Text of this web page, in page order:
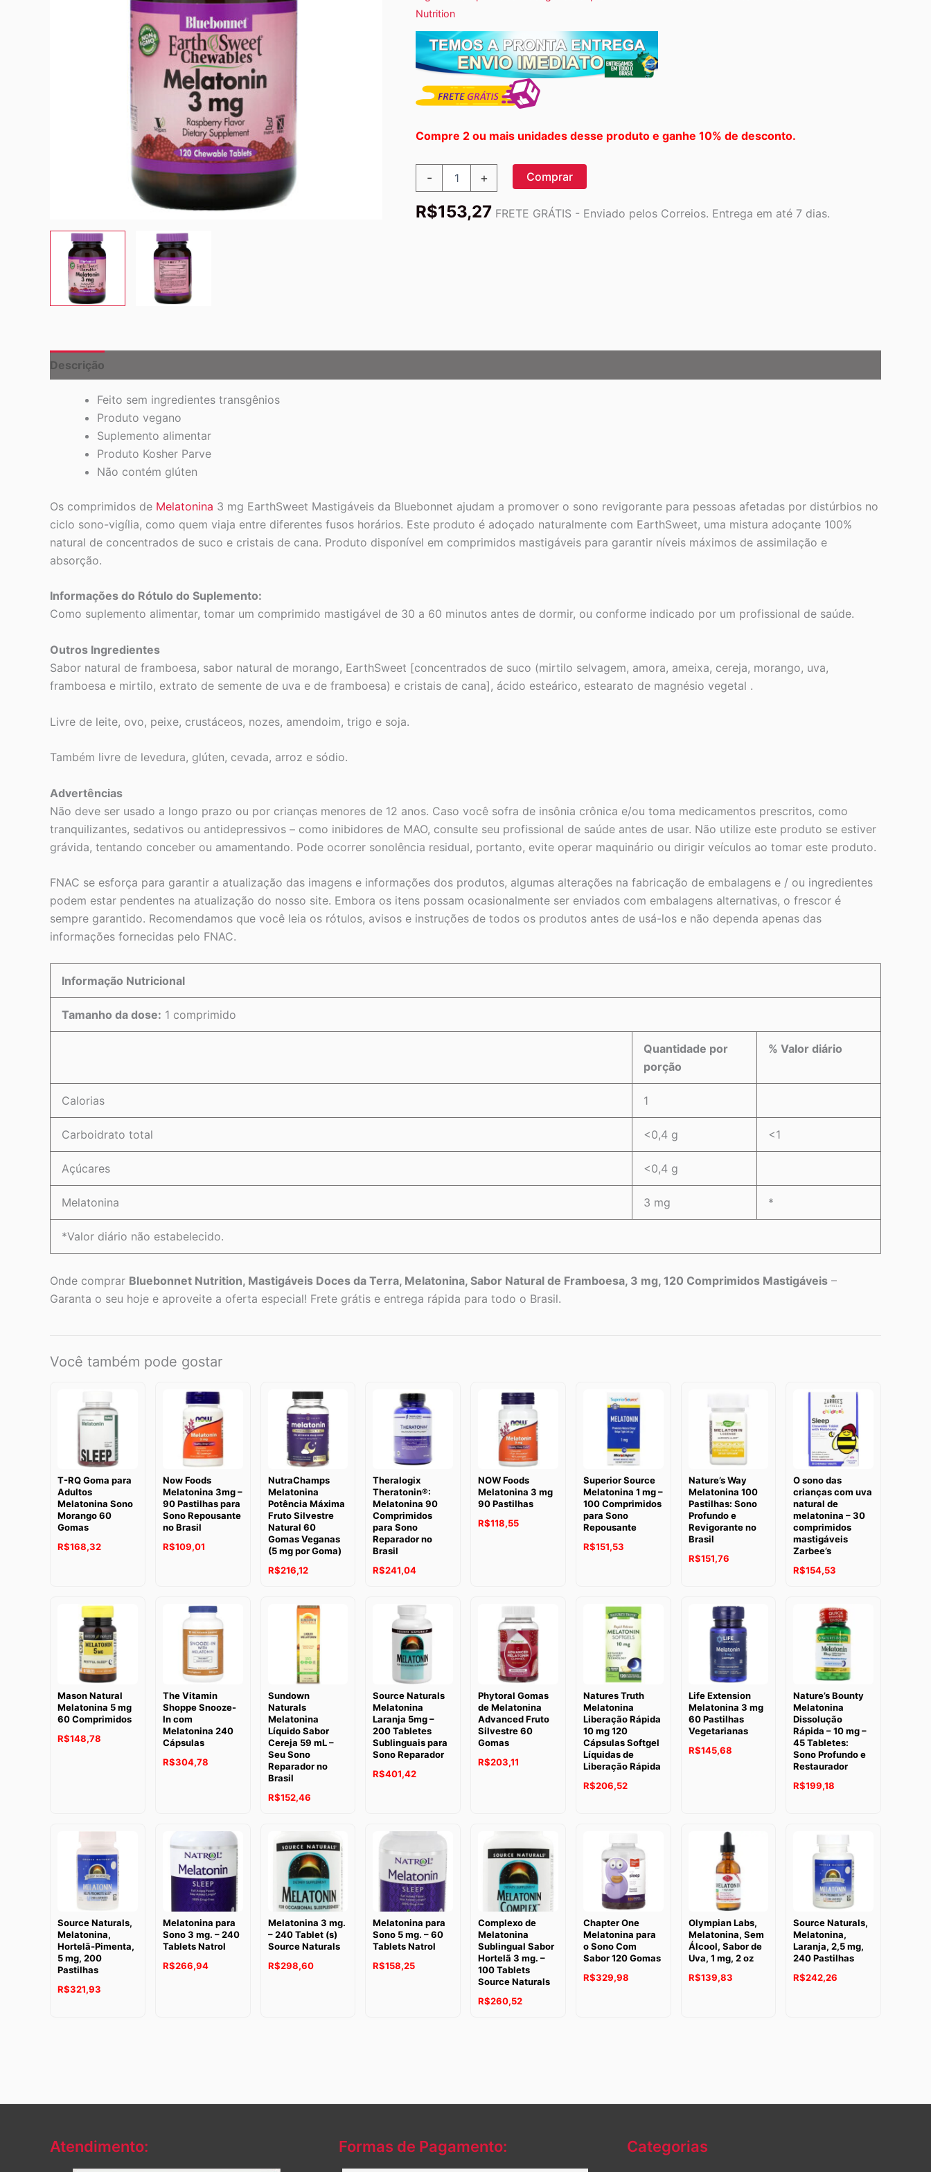
Nutrition
Compre 2 ou mais unidades desse produto e ganhe 10% de desconto.
-
Doces
120
Mastigáveis
+ Comprar
R$153,27 FRETE GRÁTIS - Enviado pelos Correios. Entrega em até 7 dias.
Descrição
Feito sem ingredientes transgênios
Produto vegano
Suplemento alimentar
Produto Kosher Parve
Não contém glúten
Os comprimidos de Melatonina 3 mg EarthSweet Mastigáveis da Bluebonnet ajudam a promover o sono revigorante para pessoas afetadas por distúrbios no
ciclo sono-vigília, como quem viaja entre diferentes fusos horários. Este produto é adoçado naturalmente com EarthSweet, uma mistura adoçante 100%
natural de concentrados de suco e cristais de cana. Produto disponível em comprimidos mastigáveis para garantir níveis máximos de assimilação e
absorção.
Informações do Rótulo do Suplemento:
Como suplemento alimentar, tomar um comprimido mastigável de 30 a 60 minutos antes de dormir, ou conforme indicado por um profissional de saúde.
Outros Ingredientes
Sabor natural de framboesa, sabor natural de morango, EarthSweet [concentrados de suco (mirtilo selvagem, amora, ameixa, cereja, morango, uva,
framboesa e mirtilo, extrato de semente de uva e de framboesa) e cristais de cana], ácido esteárico, estearato de magnésio vegetal .
Livre de leite, ovo, peixe, crustáceos, nozes, amendoim, trigo e soja.
Também livre de levedura, glúten, cevada, arroz e sódio.
Advertências
Não deve ser usado a longo prazo ou por crianças menores de 12 anos. Caso você sofra de insônia crônica e/ou toma medicamentos prescritos, como
tranquilizantes, sedativos ou antidepressivos – como inibidores de MAO, consulte seu profissional de saúde antes de usar. Não utilize este produto se estiver
grávida, tentando conceber ou amamentando. Pode ocorrer sonolência residual, portanto, evite operar maquinário ou dirigir veículos ao tomar este produto.
FNAC se esforça para garantir a atualização das imagens e informações dos produtos, algumas alterações na fabricação de embalagens e / ou ingredientes
podem estar pendentes na atualização do nosso site. Embora os itens possam ocasionalmente ser enviados com embalagens alternativas, o frescor é
sempre garantido. Recomendamos que você leia os rótulos, avisos e instruções de todos os produtos antes de usá-los e não dependa apenas das
informações fornecidas pelo FNAC.
Informação Nutricional
Tamanho da dose: 1 comprimido
Quantidade por
porção
% Valor diário
Calorias 1
Carboidrato total <0,4 g <1
Açúcares <0,4 g
Melatonina 3 mg *
*Valor diário não estabelecido.
Onde comprar Bluebonnet Nutrition, Mastigáveis Doces da Terra, Melatonina, Sabor Natural de Framboesa, 3 mg, 120 Comprimidos Mastigáveis –
Garanta o seu hoje e aproveite a oferta especial! Frete grátis e entrega rápida para todo o Brasil.
Você também pode gostar
T-RQ Goma para
Adultos
Melatonina Sono
Morango 60
Gomas
R$168,32
Now Foods
Melatonina 3mg –
90 Pastilhas para
Sono Repousante
no Brasil
R$109,01
NutraChamps
Melatonina
Potência Máxima
Fruto Silvestre
Natural 60
Gomas Veganas
(5 mg por Goma)
R$216,12
Theralogix
Theratonin®:
Melatonina 90
Comprimidos
para Sono
Reparador no
Brasil
R$241,04
NOW Foods
Melatonina 3 mg
90 Pastilhas
R$118,55
Superior Source
Melatonina 1 mg –
100 Comprimidos
para Sono
Repousante
R$151,53
Nature’s Way
Melatonina 100
Pastilhas: Sono
Profundo e
Revigorante no
Brasil
R$151,76
O sono das
crianças com uva
natural de
melatonina – 30
comprimidos
mastigáveis
Zarbee’s
R$154,53
Mason Natural
Melatonina 5 mg
60 Comprimidos
R$148,78
The Vitamin
Shoppe Snooze-
In com
Melatonina 240
Cápsulas
R$304,78
Sundown
Naturals
Melatonina
Líquido Sabor
Cereja 59 mL –
Seu Sono
Reparador no
Brasil
R$152,46
Source Naturals
Melatonina
Laranja 5mg –
200 Tabletes
Sublinguais para
Sono Reparador
R$401,42
Phytoral Gomas
de Melatonina
Advanced Fruto
Silvestre 60
Gomas
R$203,11
Natures Truth
Melatonina
Liberação Rápida
10 mg 120
Cápsulas Softgel
Líquidas de
Liberação Rápida
R$206,52
Life Extension
Melatonina 3 mg
60 Pastilhas
Vegetarianas
R$145,68
Nature’s Bounty
Melatonina
Dissolução
Rápida – 10 mg –
45 Tabletes:
Sono Profundo e
Restaurador
R$199,18
Source Naturals,
Melatonina,
Hortelã-Pimenta,
5 mg, 200
Pastilhas
R$321,93
Melatonina para
Sono 3 mg. – 240
Tablets Natrol
R$266,94
Melatonina 3 mg.
– 240 Tablet (s)
Source Naturals
R$298,60
Melatonina para
Sono 5 mg. – 60
Tablets Natrol
R$158,25
Complexo de
Melatonina
Sublingual Sabor
Hortelã 3 mg. –
100 Tablets
Source Naturals
R$260,52
Chapter One
Melatonina para
o Sono Com
Sabor 120 Gomas
R$329,98
Olympian Labs,
Melatonina, Sem
Álcool, Sabor de
Uva, 1 mg, 2 oz
R$139,83
Source Naturals,
Melatonina,
Laranja, 2,5 mg,
240 Pastilhas
R$242,26
Atendimento: Formas de Pagamento: Categorias